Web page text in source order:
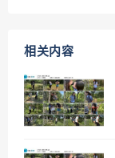
相关内容